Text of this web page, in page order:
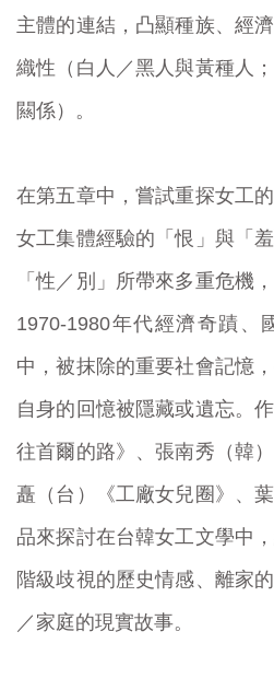
主體的連結，凸顯種族、經
織性（白人／黑人與黃種人
闗係）。
在第五章中，嘗試重探女工
女工集體經驗的「恨」與「
「性／別」所帶來多重危機
1970-1980年代經濟奇蹟、
中，被抹除的重要社會記憶
自身的回憶被隱藏或遺忘。
往首爾的路》、張南秀（韓
矗（台）《工廠女兒圈》、
品來探討在台韓女工文學中
階級歧視的歷史情感、離家
／家庭的現實故事。